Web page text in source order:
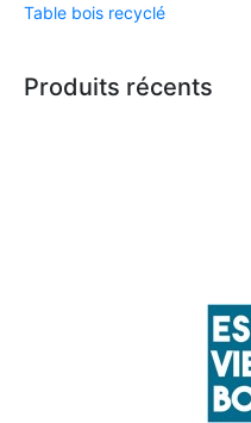
Table bois recyclé
Produits récents